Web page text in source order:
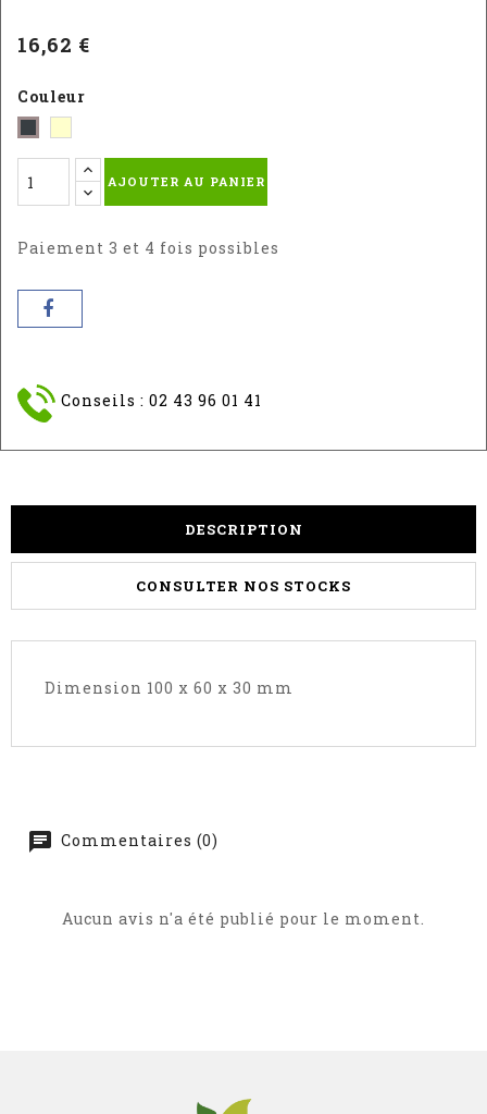
16,62 €
Couleur
Gris
-
RAL
7016
-
RAL
AJOUTER AU PANIER
Paiement 3 et 4 fois possibles
Conseils : 02 43 96 01 41
DESCRIPTION
CONSULTER NOS STOCKS
Dimension 100 x 60 x 30 mm
Commentaires (0)
Aucun avis n'a été publié pour le moment.